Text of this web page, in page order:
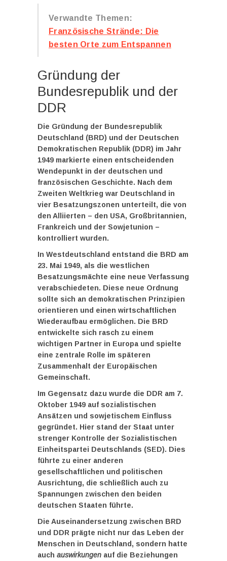
Verwandte Themen:
Französische Strände: Die
besten Orte zum Entspannen
Gründung der
Bundesrepublik und der
DDR
Die Gründung der Bundesrepublik
Deutschland (BRD) und der Deutschen
Demokratischen Republik (DDR) im Jahr
1949 markierte einen entscheidenden
Wendepunkt in der deutschen und
französischen Geschichte. Nach dem
Zweiten Weltkrieg war Deutschland in
vier Besatzungszonen unterteilt, die von
den Alliierten – den USA, Großbritannien,
Frankreich und der Sowjetunion –
kontrolliert wurden.
In Westdeutschland entstand die BRD am
23. Mai 1949, als die westlichen
Besatzungsmächte eine neue Verfassung
verabschiedeten. Diese neue Ordnung
sollte sich an demokratischen Prinzipien
orientieren und einen wirtschaftlichen
Wiederaufbau ermöglichen. Die BRD
entwickelte sich rasch zu einem
wichtigen Partner in Europa und spielte
eine zentrale Rolle im späteren
Zusammenhalt der Europäischen
Gemeinschaft.
Im Gegensatz dazu wurde die DDR am 7.
Oktober 1949 auf sozialistischen
Ansätzen und sowjetischem Einfluss
gegründet. Hier stand der Staat unter
strenger Kontrolle der Sozialistischen
Einheitspartei Deutschlands (SED). Dies
führte zu einer anderen
gesellschaftlichen und politischen
Ausrichtung, die schließlich auch zu
Spannungen zwischen den beiden
deutschen Staaten führte.
Die Auseinandersetzung zwischen BRD
und DDR prägte nicht nur das Leben der
Menschen in Deutschland, sondern hatte
auch auswirkungen auf die Beziehungen